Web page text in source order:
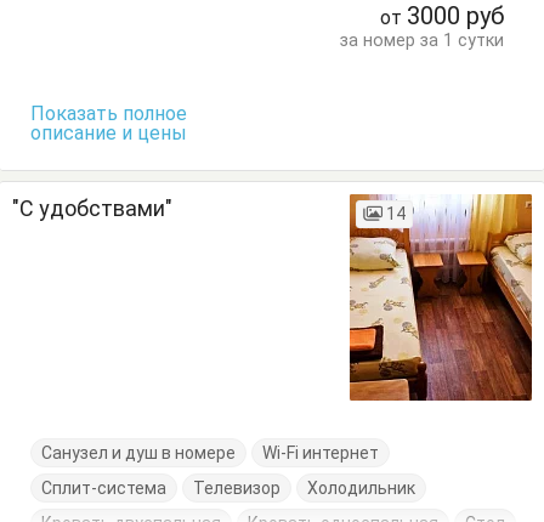
от 3000 руб
за номер за 1 сутки
Показать полное
описание и цены
"С удобствами" 14
Санузел и душ в номере
Wi-Fi интернет
Сплит-система
Телевизор
Холодильник